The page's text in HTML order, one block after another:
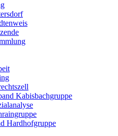
Kabisbachgruppe
Hardhofgruppe